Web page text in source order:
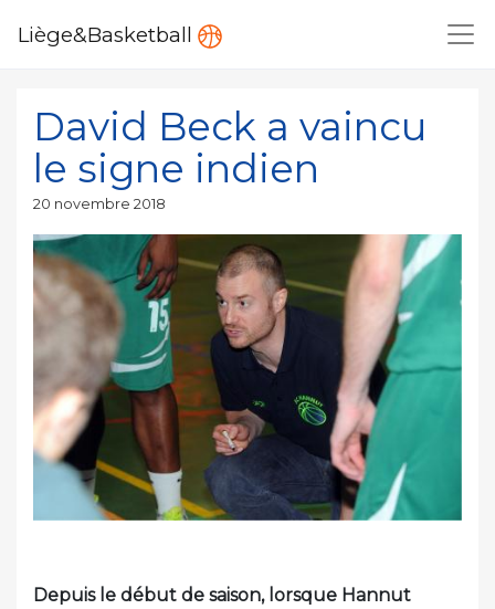
Liège&Basketball
David Beck a vaincu
le signe indien
Publié
20 novembre 2018
Depuis le début de saison, lorsque Hannut